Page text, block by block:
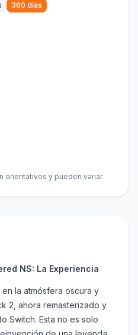
360 días
orientativos y pueden variar.
NS: La Experiencia
la atmósfera oscura y
2, ahora remasterizado y
Switch. Esta no es solo